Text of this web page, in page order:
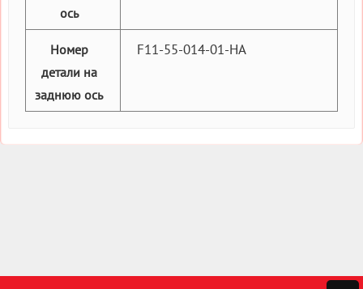
ось
Номер
детали на
заднюю ось
F11-55-014-01-HA